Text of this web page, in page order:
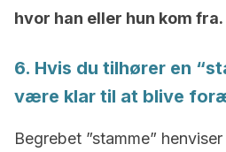
hvor han eller hun kom fra.
6. Hvis du tilhører en
være klar til at blive
Begrebet ”stamme”